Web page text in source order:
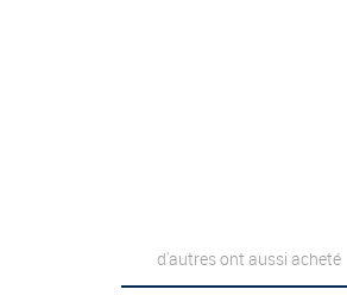
d'autres ont aussi acheté